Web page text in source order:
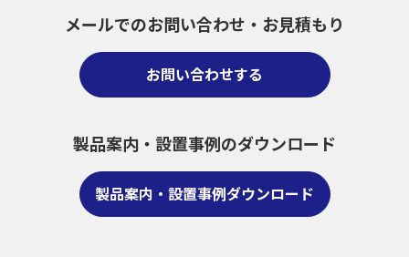
メールでのお問い合わせ・ お見積もり
お問い合わせする
製品案内・設置事例のダウンロード
製品案内・設置事例ダウンロード